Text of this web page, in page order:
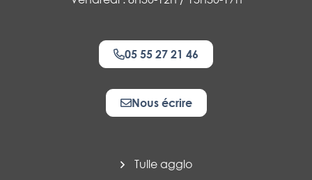
05 55 27 21 46
Nous écrire
Tulle agglo